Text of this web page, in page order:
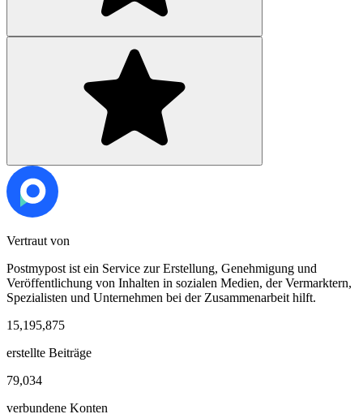
Vertraut von
Postmypost ist ein Service zur Erstellung, Genehmigung und
Veröffentlichung von Inhalten in sozialen Medien, der Vermarktern,
Spezialisten und Unternehmen bei der Zusammenarbeit hilft.
15,195,875
erstellte Beiträge
79,034
verbundene Konten